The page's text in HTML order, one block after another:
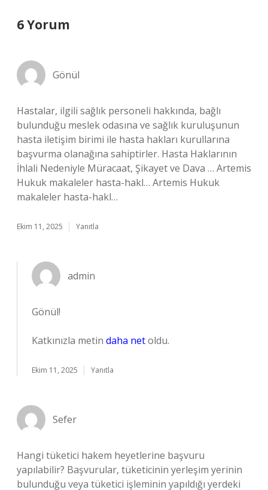
6 Yorum
Gönül
Hastalar, ilgili sağlık personeli hakkında, bağlı
bulunduğu meslek odasına ve sağlık kuruluşunun
hasta iletişim birimi ile hasta hakları kurullarına
başvurma olanağına sahiptirler. Hasta Haklarının
İhlali Nedeniyle Müracaat, Şikayet ve Dava … Artemis
Hukuk makaleler hasta-hakl… Artemis Hukuk
makaleler hasta-hakl…
Ekim 11, 2025 Yanıtla
admin
Gönül!
Katkınızla metin daha netoldu.
Ekim 11, 2025 Yanıtla
Sefer
Hangi tüketici hakem heyetlerine başvuru
yapılabilir? Başvurular, tüketicinin yerleşim yerinin
bulunduğu veya tüketici işleminin yapıldığı yerdeki